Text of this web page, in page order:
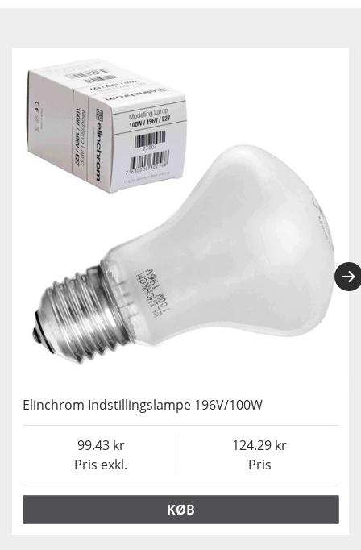
Elinchrom Indstillingslampe 196V/100W
Pris exkl.
99.43
Pris
124.29
KØB